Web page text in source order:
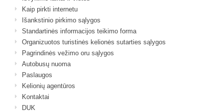
Kaip pirkti internetu
Išankstinio pirkimo sąlygos
Standartinės informacijos teikimo forma
Organizuotos turistinės kelionės sutarties sąlygos
Pagrindinės vežimo oru sąlygos
Autobusų nuoma
Paslaugos
Kelionių agentūros
Kontaktai
DUK